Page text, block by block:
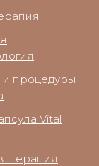
процедуры
Vital
терапия